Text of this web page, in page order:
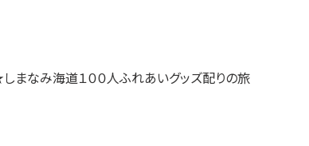
なみ海道１００人ふれあいグッズ配りの旅